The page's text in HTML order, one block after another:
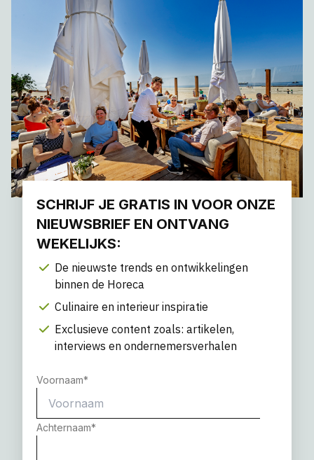
SCHRIJF JE GRATIS IN VOOR ONZE
NIEUWSBRIEF EN ONTVANG
WEKELIJKS:
De nieuwste trends en ontwikkelingen
binnen de Horeca
Culinaire en interieur inspiratie
Exclusieve content zoals: artikelen,
interviews en ondernemersverhalen
Voornaam*
Achternaam*